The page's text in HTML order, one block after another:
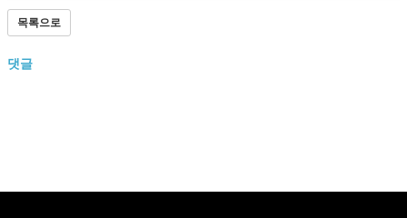
목록으로
댓글